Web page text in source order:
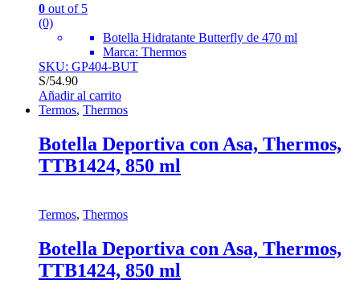
0 out of 5
(0)
Botella Hidratante Butterfly de 470 ml
Marca: Thermos
SKU: GP404-BUT
S/54.90
Añadir al carrito
Termos, Thermos
Botella Deportiva con Asa, Thermos,
TTB1424, 850 ml
Termos, Thermos
Botella Deportiva con Asa, Thermos,
TTB1424, 850 ml